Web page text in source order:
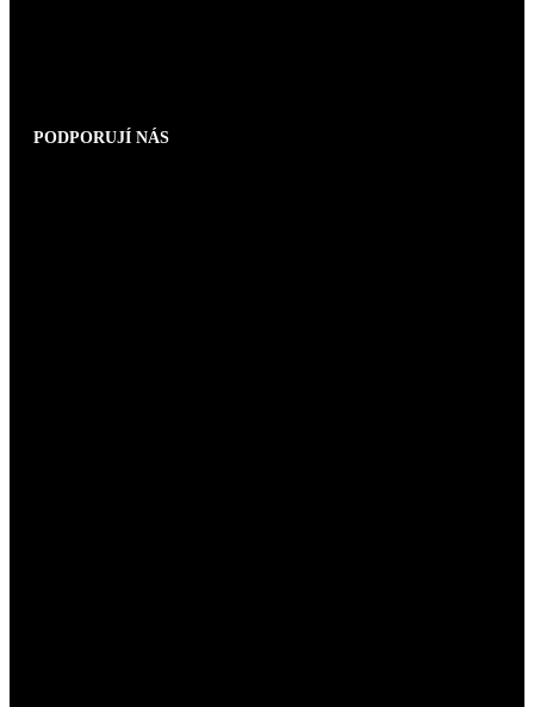
PODPORUJÍ NÁS